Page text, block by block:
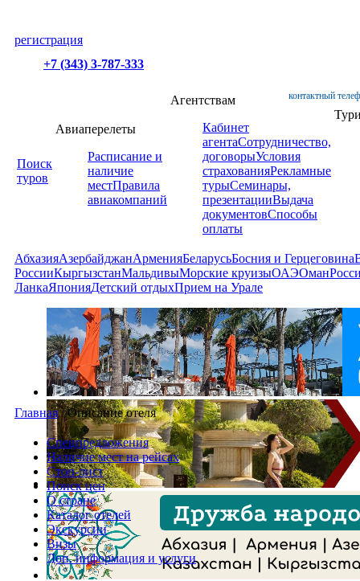
регистрация
+7 (343) 3-787-333
контактный
Поиск
туров
Авиаперелеты
Расписание и
наличие
местПравила
авиакомпаний
Агентствам
Кабинет
агентаСотрудничество,
договорыУсловия
страхованияРекламные
турыСеминары,
презентацииВыдача
документовСпособы
оплаты
АбхазияАзербайджанАрменияБеларусьБосния и Герцеговина
РоссииКыргызстанМальдивыМорские круизыОАЭОман
ЛанкаЯпонияДетский отдыхПрием на Урале
Главная /Описание отеля
Спецпредложения
Наличие мест на рейсах
Стоп-лист
Поиск цен
О стране
Каталог отелей
Экскурсии
Визы
Доп. информация и услуги